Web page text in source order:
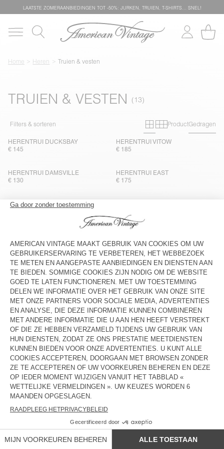
LAATSTE ZOMERAANBIEDINGEN TOT -50%: JURKEN, TRUIEN, T-SHIRTS… SNEL!
Home Heren Truien & vesten
TRUIEN & VESTEN
Filters & sorteren Primary grid
Secondary
ProductGedragen
HERENTRUI DUCKSBAY
€ 145
HERENTRUI VITOW
€ 185
HERENTRUI DAMSVILLE
€ 130
HERENTRUI EAST
€ 175
HERENTRUI RAXOW
€ 145
€ 185
HERENVEST VITOW
€ 225
HERENTRUI VITOW
€ 185
HERENTRUI VITOW
€ 185
HERENTRUI DUCKSBAY
€ 145
HERENVEST VITOW
NEW
€ 225
LANDEN/REGIONS : BELGIË
TOEGANG